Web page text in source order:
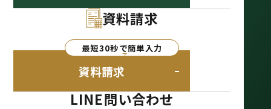
資料請求
最短30秒で簡単入力
資料請求
LINE問い合わせ